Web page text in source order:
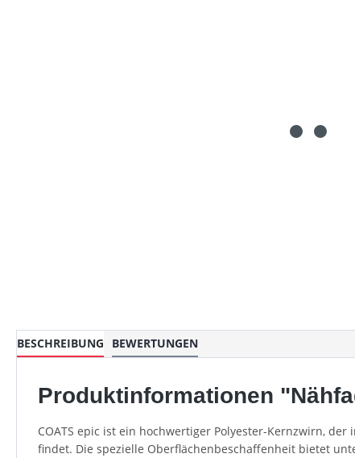
BESCHREIBUNG BEWERTUNGEN
Produktinformationen
COATS epic ist ein hochwertiger Polyester-Kernzwirn,
findet. Die spezielle Oberflächenbeschaffenheit bietet